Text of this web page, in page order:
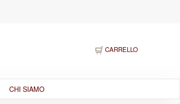
CARRELLO
CHI SIAMO